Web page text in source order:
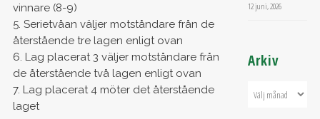
vinnare (8-9)
5. Serietvåan väljer motståndare från de
återstående tre lagen enligt ovan
6. Lag placerat 3 väljer motståndare från
de återstående två lagen enligt ovan
7. Lag placerat 4 möter det återstående
laget
12 juni, 2026
Arkiv